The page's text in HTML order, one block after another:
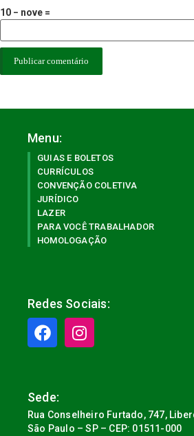
10 − nove =
Menu:
GUIAS E BOLETOS
CURRÍCULOS
CONVENÇÃO COLETIVA
JURÍDICO
LAZER
PARA VOCÊ TRABALHADOR
HOMOLOGAÇÃO
Redes Sociais:
Sede:
Rua Conselheiro Furtado, 747,
São Paulo – SP – CEP: 01511-000